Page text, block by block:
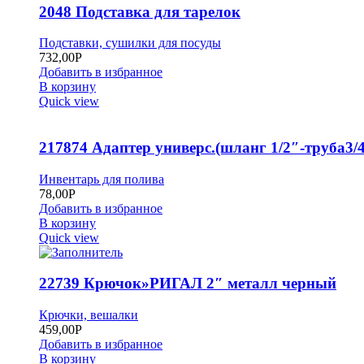
2048 Подставка для тарелок
Подставки, сушилки для посуды
732,00Р
Добавить в избранное
В корзину
Quick view
217874 Адаптер универс.(шланг 1/2″-труба3/
Инвентарь для полива
78,00Р
Добавить в избранное
В корзину
Quick view
22739 Крючок»РИГАЛ 2″ металл черный
Крючки, вешалки
459,00Р
Добавить в избранное
В корзину